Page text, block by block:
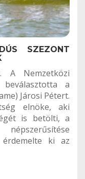
SZEZONT
A Nemzetközi
beválasztotta a
Járosi Pétert.
elnöke, aki
is betölti, a
érdemelte ki az